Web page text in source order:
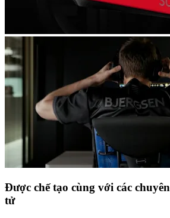
Được chế tạo cùng với các
tử